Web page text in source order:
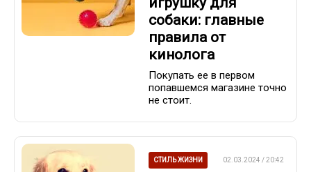
собаки: главные
правила от
кинолога
Покупать ее в первом
попавшемся магазине точно
не стоит.
СТИЛЬ ЖИЗНИ 02.03.2024 / 20:42